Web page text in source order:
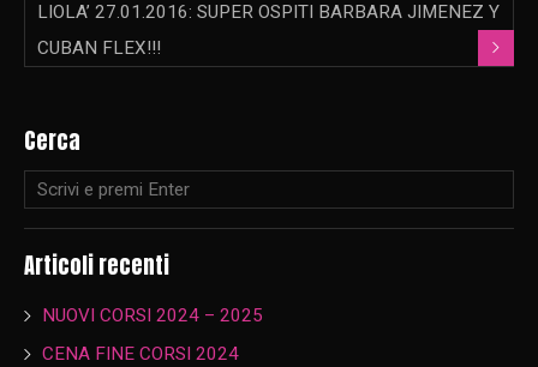
LIOLA’ 27.01.2016: SUPER OSPITI BARBARA JIMENEZ Y
CUBAN FLEX!!!
Cerca
Articoli recenti
NUOVI CORSI 2024 – 2025
CENA FINE CORSI 2024